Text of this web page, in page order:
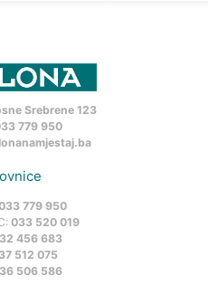
Srebrene 123
779 950
779 950
033 520 019
456 683
512 075
506 586